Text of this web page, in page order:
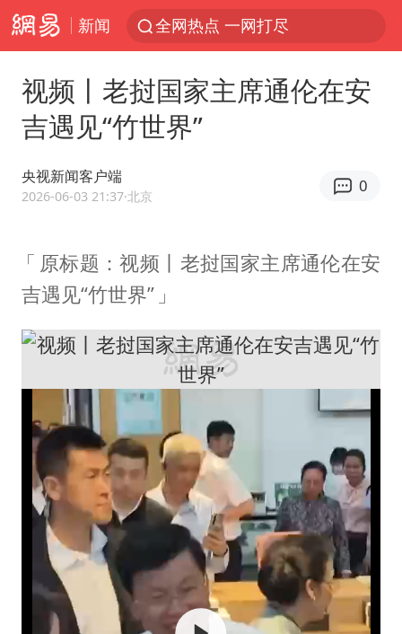
新闻 全网热点 一网打尽
视频丨老挝国家主席通伦在安
吉遇见“竹世界”
央视新闻客户端
2026-06-03 21:37·北京
0
原标题：视频丨老挝国家主席通伦在安
吉遇见“竹世界”